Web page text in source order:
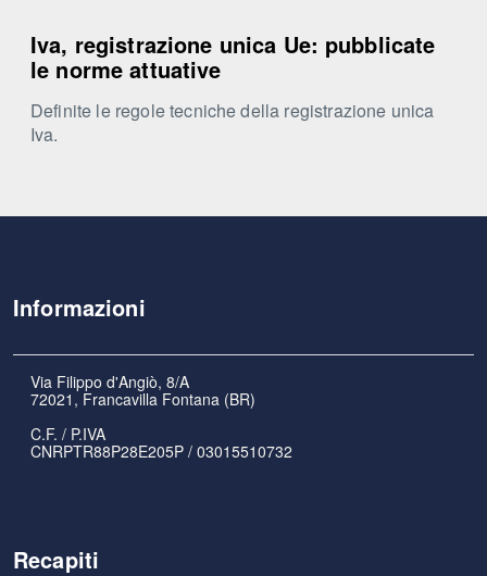
Iva, registrazione unica Ue: pubblicate
le norme attuative
Definite le regole tecniche della registrazione unica
Iva.
Informazioni
Via Filippo d'Angiò, 8/A
72021, Francavilla Fontana (BR)
C.F. / P.IVA
CNRPTR88P28E205P / 03015510732
Recapiti